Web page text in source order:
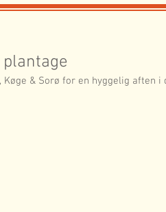
& Sorø for en hyggelig aften